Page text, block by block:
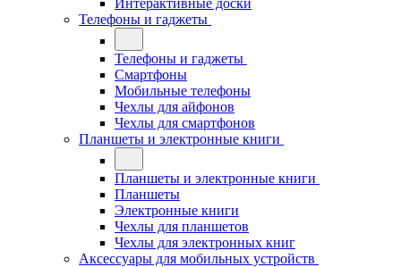
Интерактивные доски
Телефоны и гаджеты
Телефоны и гаджеты
Смартфоны
Мобильные телефоны
Чехлы для айфонов
Чехлы для смартфонов
Планшеты и электронные книги
Планшеты и электронные книги
Планшеты
Электронные книги
Чехлы для планшетов
Чехлы для электронных книг
Аксессуары для мобильных устройств